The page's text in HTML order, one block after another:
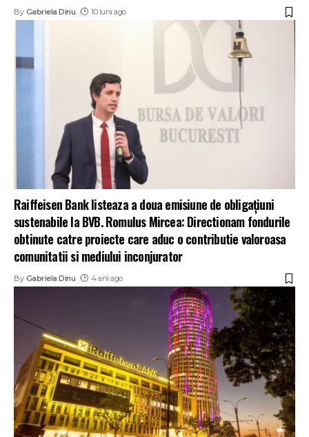
By Gabriela Dinu 10 luni ago
Raiffeisen Bank listeaza a doua emisiune de obligațiuni
sustenabile la BVB. Romulus Mircea: Directionam fondurile
obtinute catre proiecte care aduc o contributie valoroasa
comunitatii si mediului inconjurator
By Gabriela Dinu 4 ani ago